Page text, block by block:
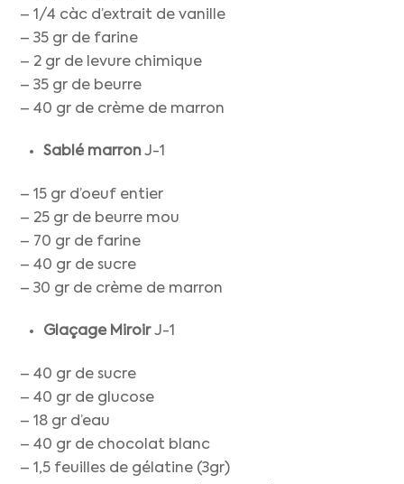
– 1/4 càc d’extrait de vanille
– 35 gr de farine
– 2 gr de levure chimique
– 35 gr de beurre
– 40 gr de crème de marron
Sablé marronJ-1
– 15 gr d’oeuf entier
– 25 gr de beurre mou
– 70 gr de farine
– 40 gr de sucre
– 30 gr de crème de marron
Glaçage MiroirJ-1
– 40 gr de sucre
– 40 gr de glucose
– 18 gr d’eau
– 40 gr de chocolat blanc
– 1,5 feuilles de gélatine (3gr)